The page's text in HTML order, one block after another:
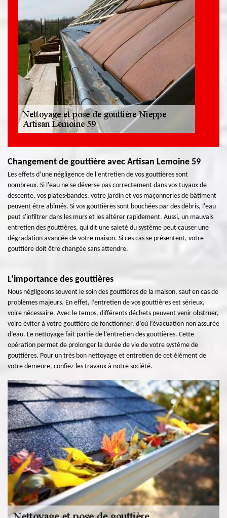
Changement de gouttière avec Artisan Lemoine 59
Les effets d’une négligence de l'entretien de vos gouttières sont
nombreux. Si l'eau ne se déverse pas correctement dans vos tuyaux de
descente, vos plates-bandes, votre jardin et vos maçonneries de bâtiment
peuvent être abîmés. Si vos gouttières sont bouchées par des débris, l'eau
peut s'infiltrer dans les murs et les altérer rapidement. Aussi, un mauvais
entretien des gouttières, qui dit une saleté du système peut causer une
dégradation avancée de votre maison. Si ces cas se présentent, votre
gouttière doit être changée sans attendre.
L’importance des gouttières
Nous négligeons souvent le soin des gouttières de la maison, sauf en cas de
problèmes majeurs. En effet, l’entretien de vos gouttières est sérieux,
voire nécessaire. Avec le temps, différents déchets peuvent venir obstruer,
voire éviter à votre gouttière de fonctionner, d’où l’évacuation non assurée
d’eau. Le nettoyage fait partie de l’entretien des gouttières. Cette
opération permet de prolonger la durée de vie de votre système de
gouttières. Pour un très bon nettoyage et entretien de cet élément de
votre demeure, confiez les travaux à notre société.